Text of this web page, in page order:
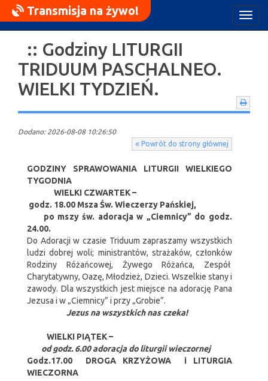
:: Godziny LITURGII
TRIDUUM PASCHALNEO.
WIELKI TYDZIEŃ.
Dodano: 2026-08-08 10:26:50
Powrót do strony głównej
GODZINY SPRAWOWANIA LITURGII WIELKIEGO
TYGODNIA
WIELKI CZWARTEK –
godz. 18.00 Msza Św. Wieczerzy Pańskiej,
po mszy św. adoracja w „Ciemnicy” do godz.
24.00.
Do Adoracji w czasie Triduum zapraszamy wszystkich
ludzi dobrej woli; ministrantów, strażaków, członków
Rodziny Różańcowej, Żywego Różańca, Zespół
Charytatywny, Oazę, Młodzież, Dzieci. Wszelkie stany i
zawody. Dla wszystkich jest miejsce na adorację Pana
Jezusa i w „Ciemnicy” i przy „Grobie”.
Jezus na wszystkich nas czeka!
WIELKI PIĄTEK–
od godz. 6.00 adoracja do liturgii wieczornej
Godz.17.00 DROGA KRZYŻOWA i LITURGIA
WIECZORNA
Transmisja na żywo!